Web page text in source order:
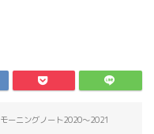
モーニングノート2020～2021